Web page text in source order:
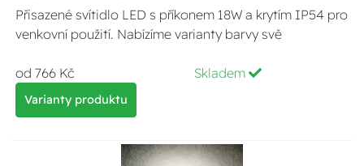
Přisazené svítidlo LED s příkonem 18W a krytím IP54 pro
venkovní použití. Nabízíme varianty barvy svě
od 766 Kč Skladem
Varianty produktu